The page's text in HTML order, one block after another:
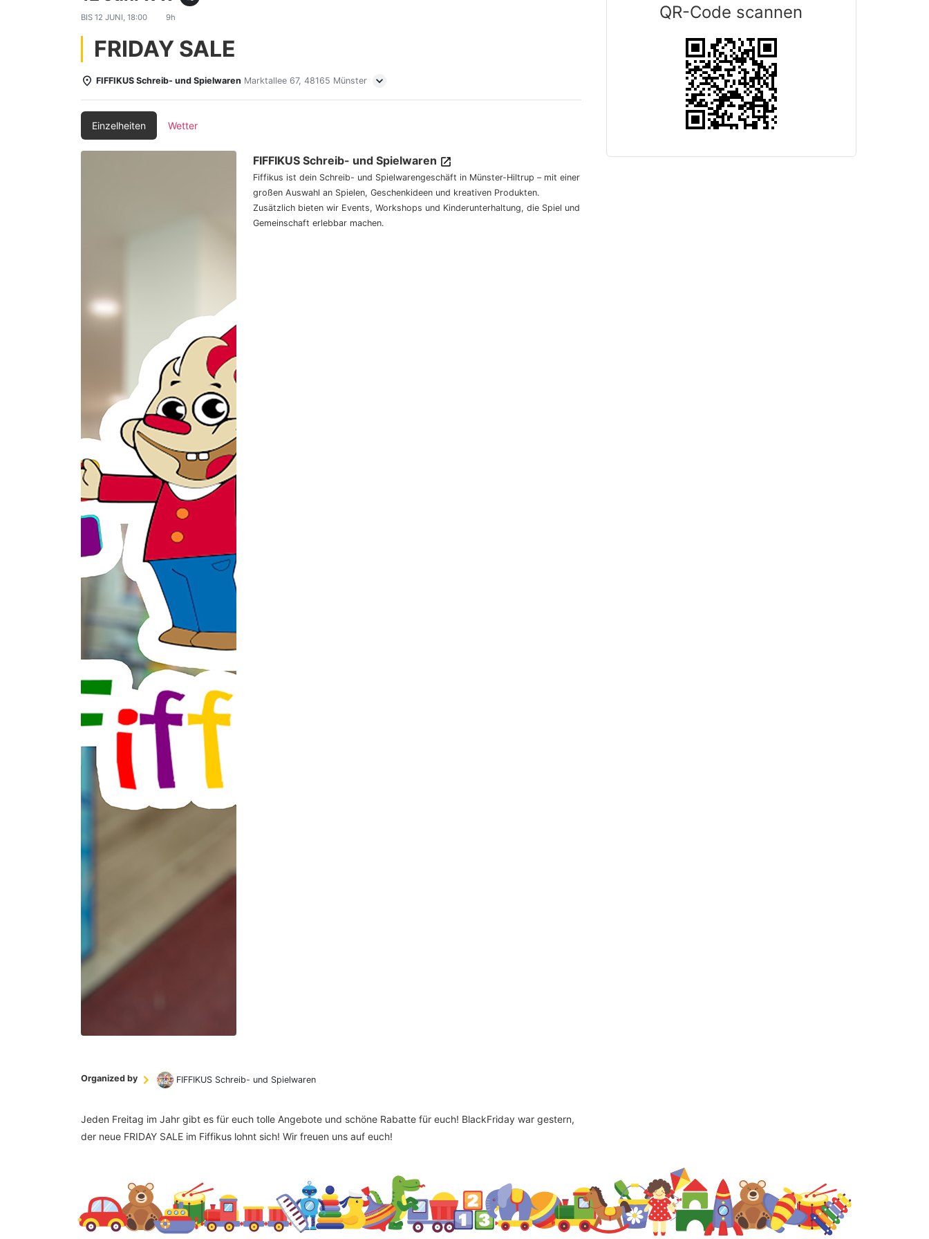
BIS 12 JUNI, 18:00 9h
FRIDAY SALE
FIFFIKUS Schreib- und Spielwaren Marktallee 67, 48165 Münster
Einzelheiten Wetter
FIFFIKUS Schreib- und Spielwaren
Fiffikus ist dein Schreib- und Spielwarengeschäft in Münster-Hiltrup – mit einer
großen Auswahl an Spielen, Geschenkideen und kreativen Produkten.
Zusätzlich bieten wir Events, Workshops und Kinderunterhaltung, die Spiel und
Gemeinschaft erlebbar machen.
Organized by FIFFIKUS Schreib- und Spielwaren
Jeden Freitag im Jahr gibt es für euch tolle Angebote und schöne Rabatte für euch! BlackFriday war gestern,
der neue FRIDAY SALE im Fiffikus lohnt sich! Wir freuen uns auf euch!
QR-Code scannen